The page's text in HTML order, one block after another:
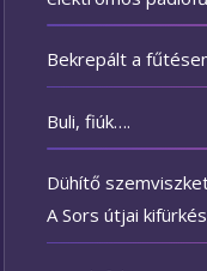
Bekrepált a
Buli, fiúk….
Dühítő
A Sors útjai